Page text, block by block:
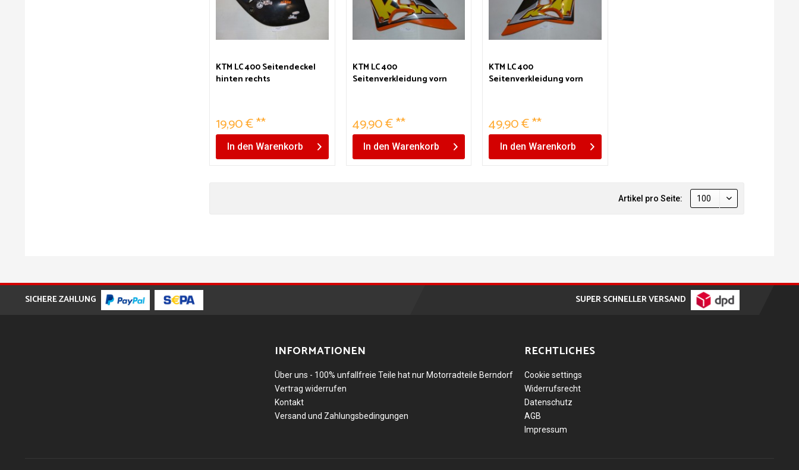
KTM LC 400 Seitendeckel
hinten rechts
19,90 € **
In den Warenkorb
KTM LC 400
Seitenverkleidung vorn
49,90 € **
In den Warenkorb
KTM LC 400
Seitenverkleidung vorn
49,90 € **
In den Warenkorb
Artikel pro Seite:
SICHERE ZAHLUNG SUPER SCHNELLER VERSAND
INFORMATIONEN
Über uns - 100% unfallfreie Teile hat nur Motorradteile Berndorf
Vertrag widerrufen
Kontakt
Versand und Zahlungsbedingungen
RECHTLICHES
Cookie settings
Widerrufsrecht
Datenschutz
AGB
Impressum